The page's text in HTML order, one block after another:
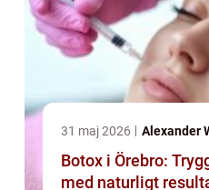
31 maj 2026 Alexander
Botox i Örebro:
med naturligt